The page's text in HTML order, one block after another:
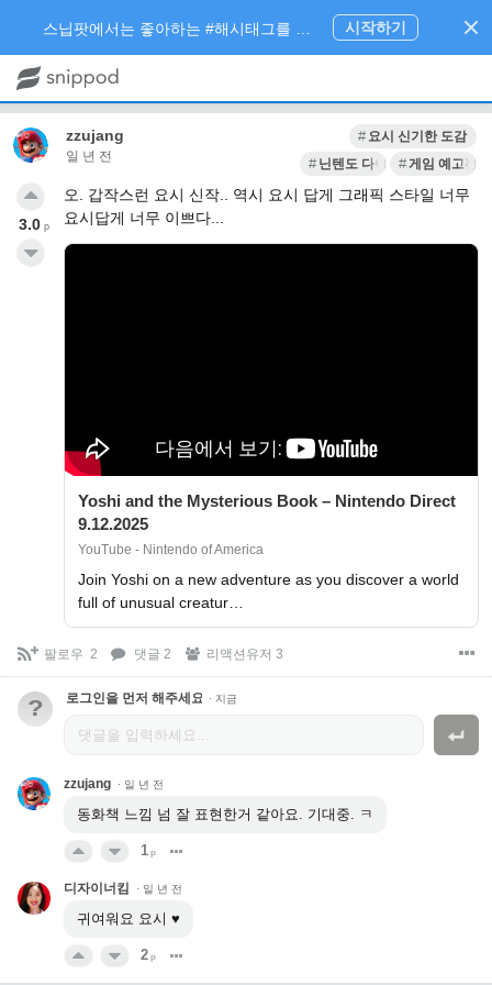
zzujang
일 년 전
요시 신기한 도감
닌텐도 다이렉트게임 예고편
오. 갑작스런 요시 신작.. 역시 요시 답게 그래픽 스타일 너무
요시답게 너무 이쁘다...
Yoshi and the Mysterious Book – Nintendo Direct
9.12.2025
YouTube - Nintendo of America
Join Yoshi on a new adventure as you discover a world
full of unusual creatur…
3.0 p
팔로우 2 댓글 2 리액션유저 3
? 로그인을 먼저 해주세요. · 지금
zzujang · 일 년 전
동화책 느낌 넘 잘 표현한거 같아요. 기대중. ㅋ
1 p
디자이너킴 · 일 년 전
귀여워요 요시 ♥️
2 p
스닙팟에서는 좋아하는 #해시태그를 팔로우 하고 내가 관심있는 주제만 모아볼 수 있어요. 시작하기